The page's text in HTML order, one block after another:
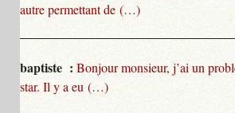
autre permettant de (…)
baptiste : Bonjour monsieur, j’ai un
star. Il y a eu (…)